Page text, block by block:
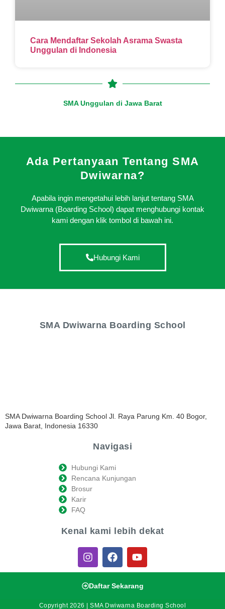
Cara Mendaftar Sekolah Asrama Swasta
Unggulan di Indonesia
SMA Unggulan di Jawa Barat
Ada Pertanyaan Tentang SMA
Dwiwarna?
Apabila ingin mengetahui lebih lanjut tentang SMA
Dwiwarna (Boarding School) dapat menghubungi kontak
kami dengan klik tombol di bawah ini.
Hubungi Kami
SMA Dwiwarna Boarding School
SMA Dwiwarna Boarding School Jl. Raya Parung Km. 40 Bogor,
Jawa Barat, Indonesia 16330
Navigasi
Hubungi Kami
Rencana Kunjungan
Brosur
Karir
FAQ
Kenal kami lebih dekat
Daftar Sekarang
Copyright 2026 | SMA Dwiwarna Boarding School